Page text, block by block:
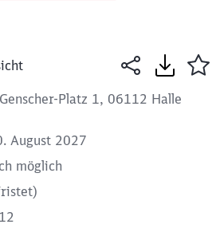
Platz 1, 06112 Halle
August 2027
möglich